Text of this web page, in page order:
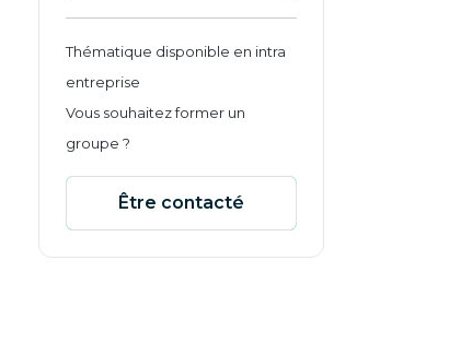
Thématique disponible en intra
entreprise
Vous souhaitez former un
groupe ?
Être contacté